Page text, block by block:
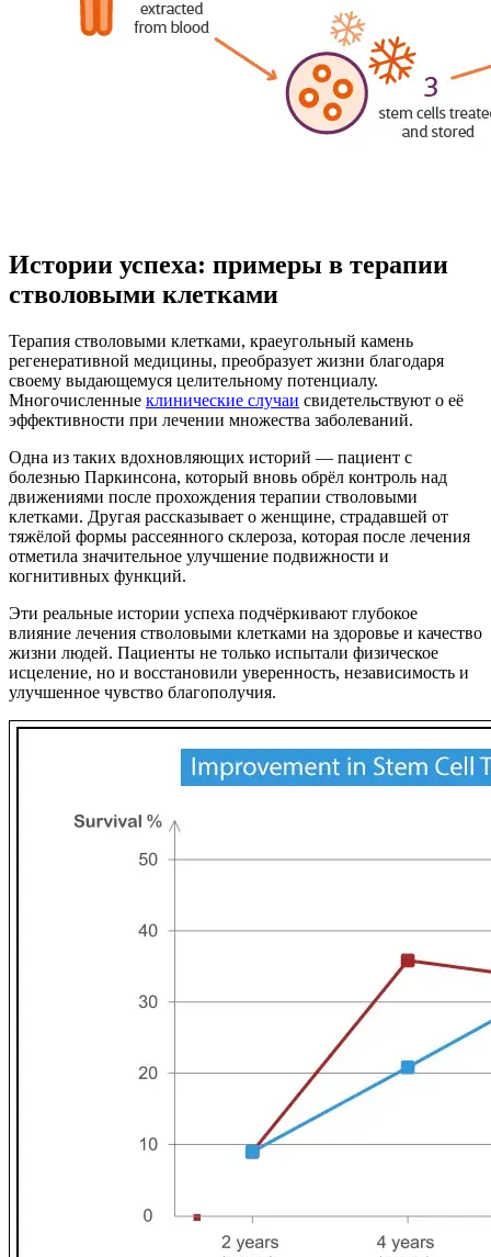
Истории успеха: примеры в терапии
стволовыми клетками
Терапия стволовыми клетками, краеугольный камень
регенеративной медицины, преобразует жизни благодаря
своему выдающемуся целительному потенциалу.
Многочисленные клинические случаи свидетельствуют о её
эффективности при лечении множества заболеваний.
Одна из таких вдохновляющих историй — пациент с
болезнью Паркинсона, который вновь обрёл контроль над
движениями после прохождения терапии стволовыми
клетками. Другая рассказывает о женщине, страдавшей от
тяжёлой формы рассеянного склероза, которая после лечения
отметила значительное улучшение подвижности и
когнитивных функций.
Эти реальные истории успеха подчёркивают глубокое
влияние лечения стволовыми клетками на здоровье и качество
жизни людей. Пациенты не только испытали физическое
исцеление, но и восстановили уверенность, независимость и
улучшенное чувство благополучия.